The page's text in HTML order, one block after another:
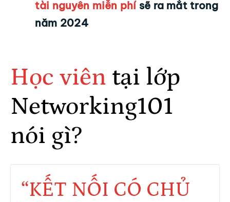
tài nguyên miễn phísẽ ra mắt trong
năm 2024
Học viên tại lớp
Networking101
nói gì?
“KẾT NỐI CÓ CHỦ